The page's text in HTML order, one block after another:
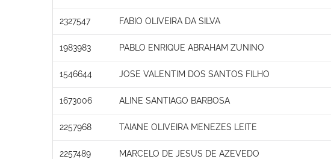
2327547 FABIO OLIVEIRA DA SILVA
1983983 PABLO ENRIQUE ABRAHAM ZUNINO
1546644 JOSE VALENTIM DOS SANTOS FILHO
1673006 ALINE SANTIAGO BARBOSA
2257968 TAIANE OLIVEIRA MENEZES LEITE
2257489 MARCELO DE JESUS DE AZEVEDO